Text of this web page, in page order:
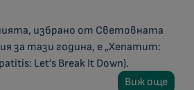
избрано от Световната
за тази година, е „Хепатит:
Let’s Break It Down).
Виж още